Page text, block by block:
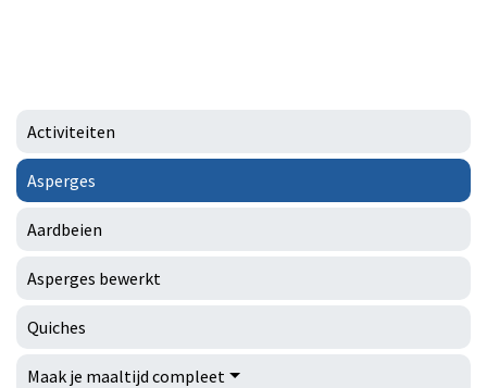
Activiteiten
Asperges
Aardbeien
Asperges bewerkt
Quiches
Maak je maaltijd compleet